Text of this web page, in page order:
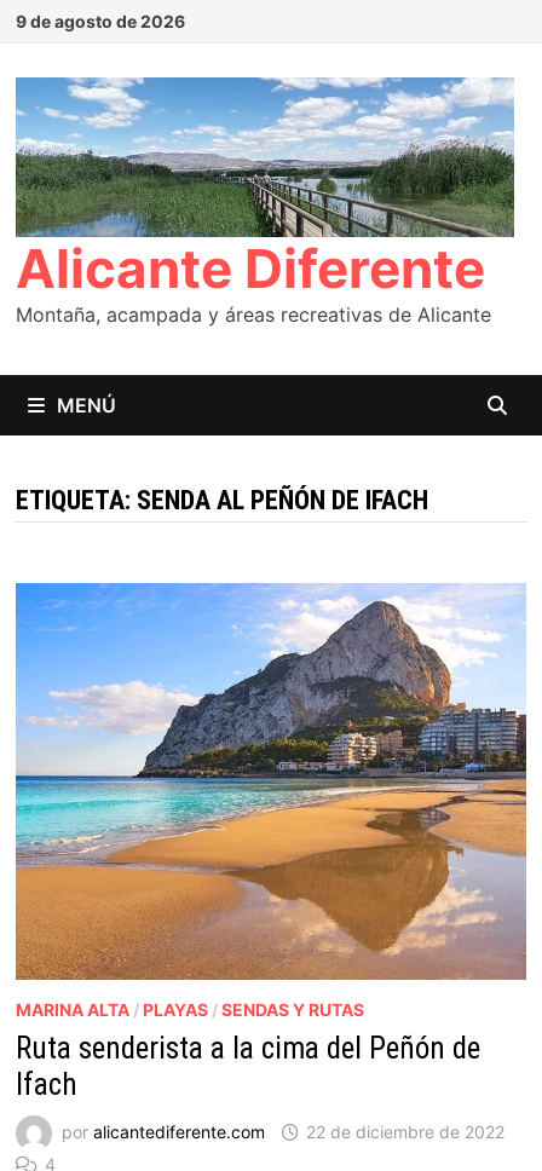
Saltar
contenido
9 de agosto de 2026
Alicante Diferente
Montaña, acampada y áreas recreativas de Alicante
MENÚ
ETIQUETA: SENDA AL PEÑÓN DE IFACH
MARINA ALTA/ PLAYAS/SENDAS Y RUTAS
Ruta senderista a la cima del Peñón de
Ifach
por alicantediferente.com
22 de diciembre de 2022
4